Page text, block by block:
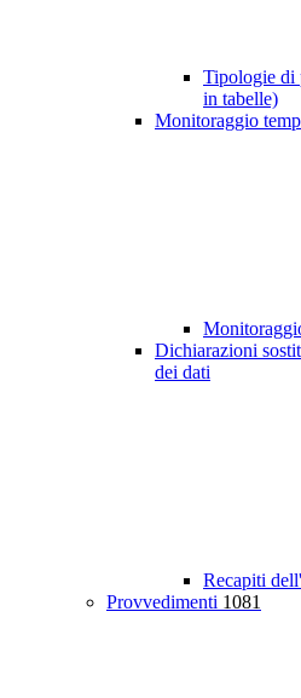
Tipologie di
in tabelle)
Monitoraggio
Dichiarazioni
dei dati
Recapiti
Provvedimenti 1081